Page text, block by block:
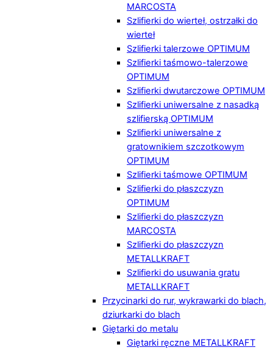
MARCOSTA
Szlifierki do wierteł, ostrzałki do
wierteł
Szlifierki talerzowe OPTIMUM
Szlifierki taśmowo-talerzowe
OPTIMUM
Szlifierki dwutarczowe OPTIMUM
Szlifierki uniwersalne z nasadką
szlifierską OPTIMUM
Szlifierki uniwersalne z
gratownikiem szczotkowym
OPTIMUM
Szlifierki taśmowe OPTIMUM
Szlifierki do płaszczyzn
OPTIMUM
Szlifierki do płaszczyzn
MARCOSTA
Szlifierki do płaszczyzn
METALLKRAFT
Szlifierki do usuwania gratu
METALLKRAFT
Przycinarki do rur, wykrawarki do blach,
dziurkarki do blach
Giętarki do metalu
Giętarki ręczne METALLKRAFT